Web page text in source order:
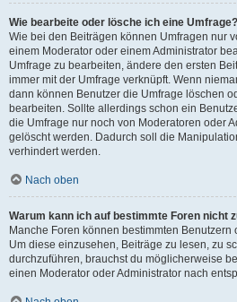
Wie bearbeite oder lösche ich eine Umfrage?
Wie bei den Beiträgen können Umfragen nur
einem Moderator oder einem Administrator
Umfrage zu bearbeiten, ändere den ersten
immer mit der Umfrage verknüpft. Wenn
dann können Benutzer die Umfrage löschen
bearbeiten. Sollte allerdings schon ein
die Umfrage nur noch von Moderatoren oder
gelöscht werden. Dadurch soll die
verhindert werden.
Nach oben
Warum kann ich auf bestimmte Foren nicht
Manche Foren können bestimmten
Um diese einzusehen, Beiträge zu lesen, zu
durchzuführen, brauchst du möglicherweise
einen Moderator oder Administrator nach